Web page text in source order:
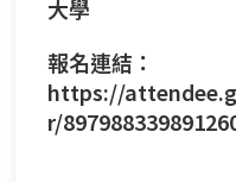
大學
報名連結：
https://
r/